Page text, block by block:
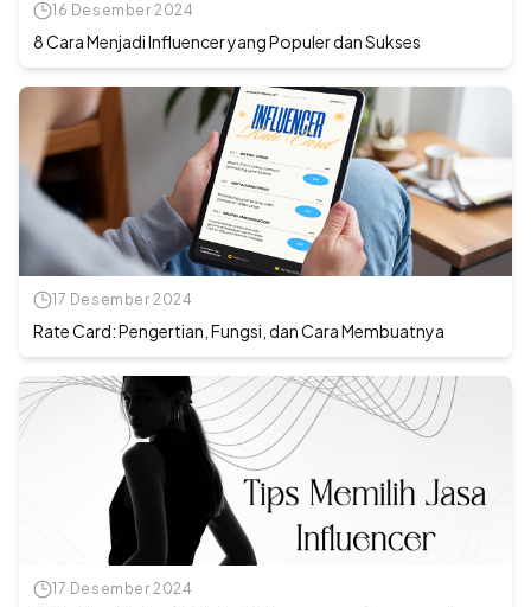
16 Desember 2024
8 Cara Menjadi Influencer yang Populer dan Sukses
17 Desember 2024
Rate Card: Pengertian, Fungsi, dan Cara Membuatnya
17 Desember 2024